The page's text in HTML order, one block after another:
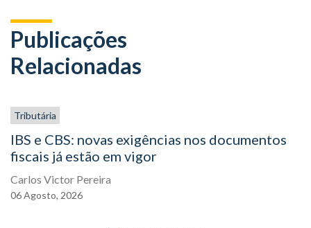
Publicações
Relacionadas
Tributária
IBS e CBS: novas exigências nos documentos
fiscais já estão em vigor
Carlos Victor Pereira
06Agosto, 2026